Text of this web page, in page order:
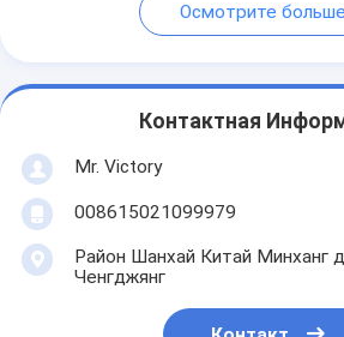
Осмотрите больше
Контактная
Mr. Victory
008615021099979
Район Шанхай Китай Минханг
Ченгджянг